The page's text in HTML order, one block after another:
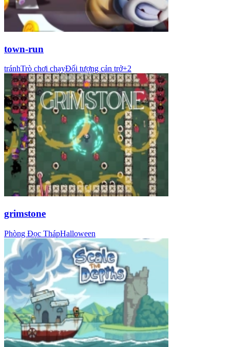
town-run
tránhTrò chơi chạyĐối tượng cản trở+2
grimstone
Phòng Đọc ThápHalloween